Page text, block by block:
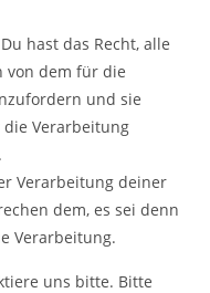
hast das Recht, alle
von dem für die
und sie
Verarbeitung
Verarbeitung deiner
dem, es sei denn
Verarbeitung.
uns bitte. Bitte